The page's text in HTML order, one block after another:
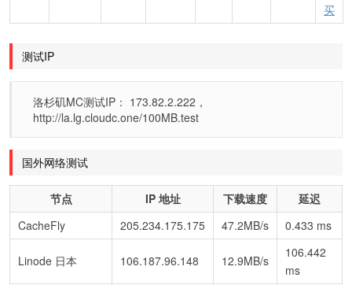
买
测试IP
洛杉矶MC测试IP： 173.82.2.222，
http://la.lg.cloudc.one/100MB.test
国外网络测试
节点 IP 地址 下载速度
延迟
CacheFly
205.234.175.175 47.2MB/s 0.433 ms
Linode 日本 106.187.96.148 12.9MB/s
106.442
ms